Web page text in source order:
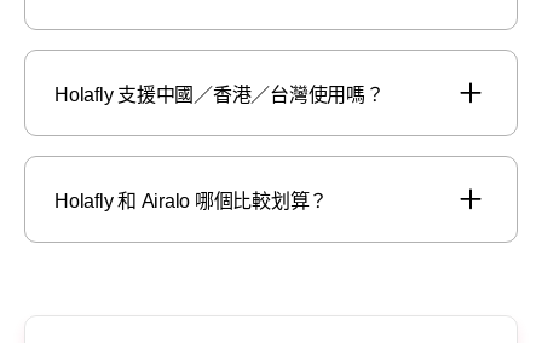
Holafly 支援中國／香港／台灣使用嗎？
Holafly 和 Airalo 哪個比較划算？